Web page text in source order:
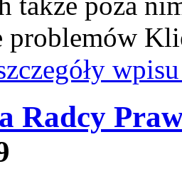
problemów
Radcy